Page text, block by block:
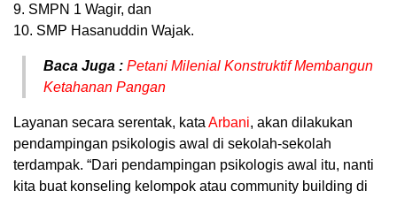
9. SMPN 1 Wagir, dan
10. SMP Hasanuddin Wajak.
Baca Juga : Petani Milenial Konstruktif Membangun
Ketahanan Pangan
Layanan secara serentak, kata Arbani, akan dilakukan
pendampingan psikologis awal di sekolah-sekolah
terdampak. “Dari pendampingan psikologis awal itu, nanti
kita buat konseling kelompok atau community building di